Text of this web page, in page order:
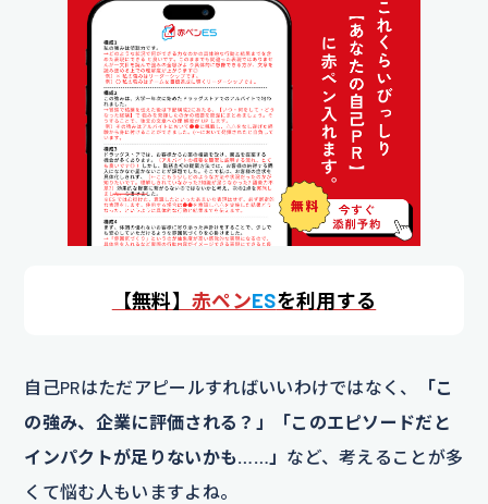
【無料】赤ペンESを利用する
自己PRはただアピールすればいいわけではなく、
「こ
の強み、企業に評価される？」「このエピソードだと
インパクトが足りないかも……」 など、考えることが多
くて悩む人もいますよね。